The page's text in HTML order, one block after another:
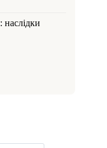
наслідки